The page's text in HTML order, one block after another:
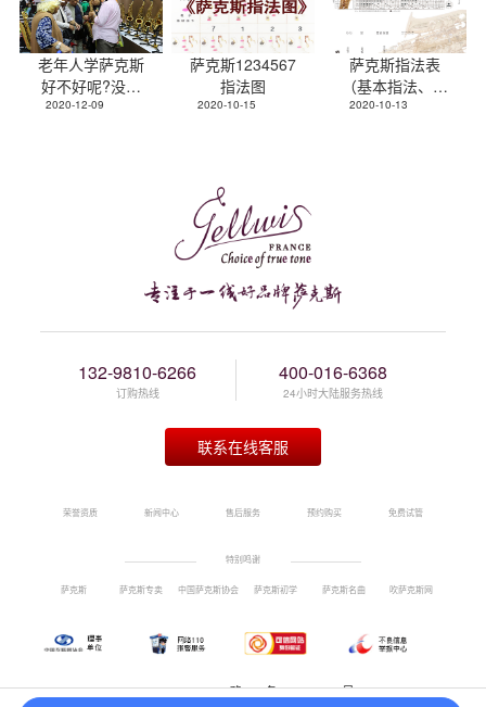
老年人学萨克斯
好不好呢?没有
基础还能学会
2020-12-09
萨克斯1234567
指法图
2020-10-15
萨克斯指法表
（基本指法、替
换指法、超吹指
2020-10-13
132-9810-6266
订购热线
400-016-6368
24小时大陆服务热线
联系在线客服
荣誉资质 新闻中心 售后服务 预约购买 免费试管
特别鸣谢
萨克斯 萨克斯专卖 中国萨克斯协会 萨克斯初学 萨克斯名曲 吹萨克斯网
豫ICP备 17027898号-1